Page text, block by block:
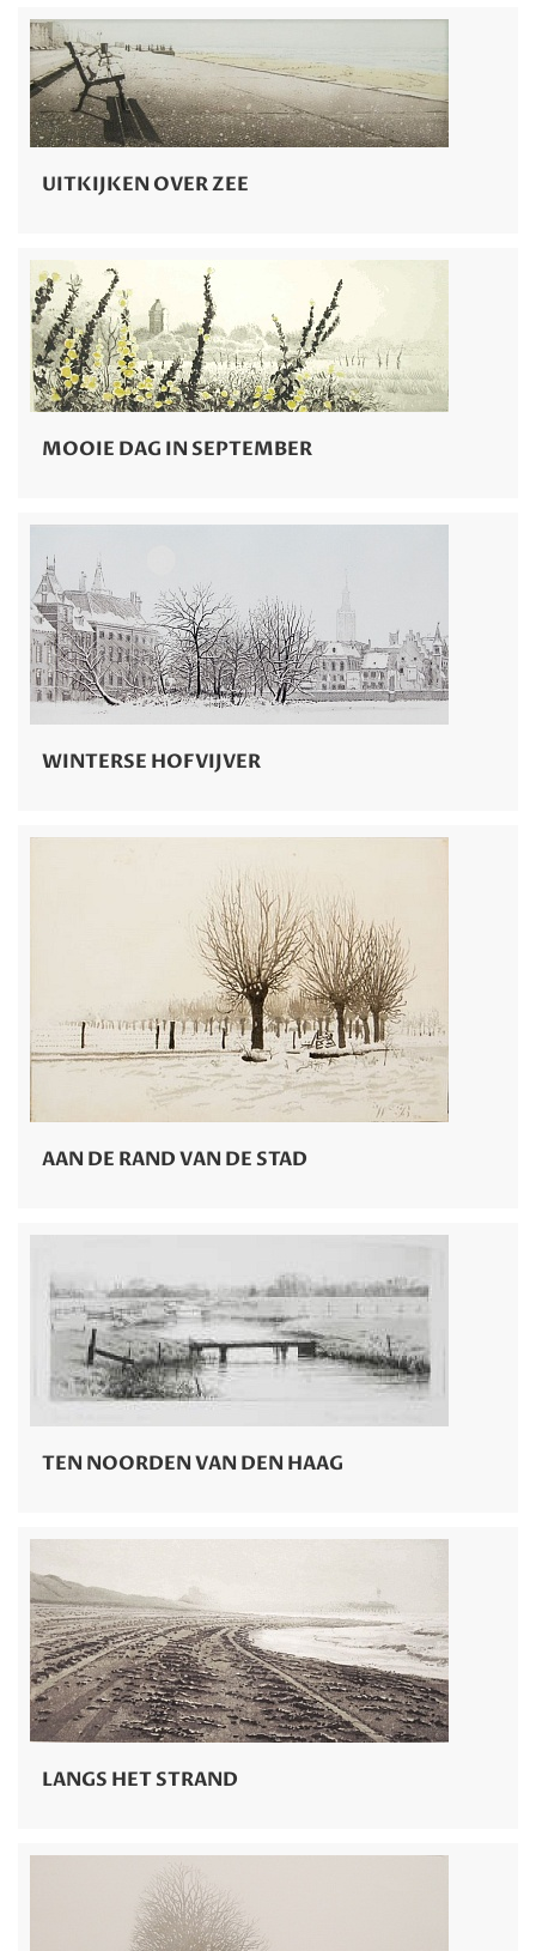
UITKIJKEN OVER ZEE
MOOIE DAG IN SEPTEMBER
WINTERSE HOFVIJVER
AAN DE RAND VAN DE STAD
TEN NOORDEN VAN DEN HAAG
LANGS HET STRAND